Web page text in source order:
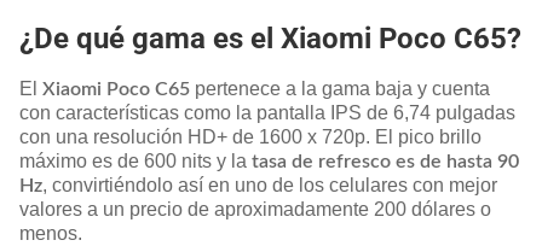
¿De qué gama es el Xiaomi Poco C65?
El Xiaomi Poco C65 pertenece a la gama baja y cuenta
con características como la pantalla IPS de 6,74 pulgadas
con una resolución HD+ de 1600 x 720p. El pico brillo
máximo es de 600 nits y la tasa de refresco es de hasta 90
Hz, convirtiéndolo así en uno de los celulares con mejor
valores a un precio de aproximadamente 200 dólares o
menos.